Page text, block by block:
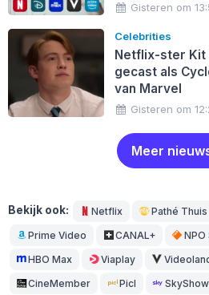
Gisteren om
Celebrities
Netflix-ster Kit
gecast als
van Marvel
Gisteren om
Meer
Bekijk ook: Netflix Pathé Thuis
Prime Video CANAL+ NPO
HBO Max Viaplay
CineMember Picl